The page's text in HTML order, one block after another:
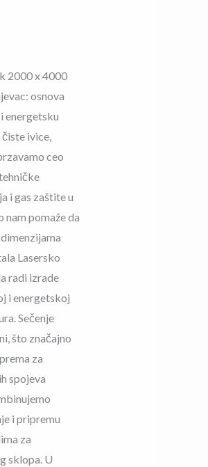
2000 x 4000
osnova
energetsku
ivice,
ceo
i gas zaštite u
pomaže da
Lasersko
radi izrade
i energetskoj
Sečenje
što značajno
za
spojeva
i pripremu
za
sklopa. U